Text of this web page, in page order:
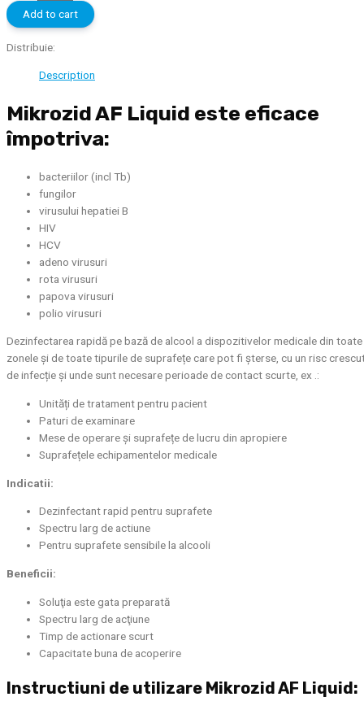
x1
Mikrozid
10L
pulverizator
quantity
Add to cart
Distribuie:
Description
Mikrozid AF Liquid este eficace
împotriva:
bacteriilor (incl Tb)
fungilor
virusului hepatiei B
HIV
HCV
adeno virusuri
rota virusuri
papova virusuri
polio virusuri
Dezinfectarea rapidă pe bază de alcool a dispozitivelor medicale din toate
zonele și de toate tipurile de suprafețe care pot fi șterse, cu un risc
de infecție și unde sunt necesare perioade de contact scurte, ex .:
Unități de tratament pentru pacient
Paturi de examinare
Mese de operare și suprafețe de lucru din apropiere
Suprafețele echipamentelor medicale
Indicatii:
Dezinfectant rapid pentru suprafete
Spectru larg de actiune
Pentru suprafete sensibile la alcooli
Beneficii:
Soluţia este gata preparată
Spectru larg de acţiune
Timp de actionare scurt
Capacitate buna de acoperire
Instructiuni de utilizare Mikrozid AF Liquid: